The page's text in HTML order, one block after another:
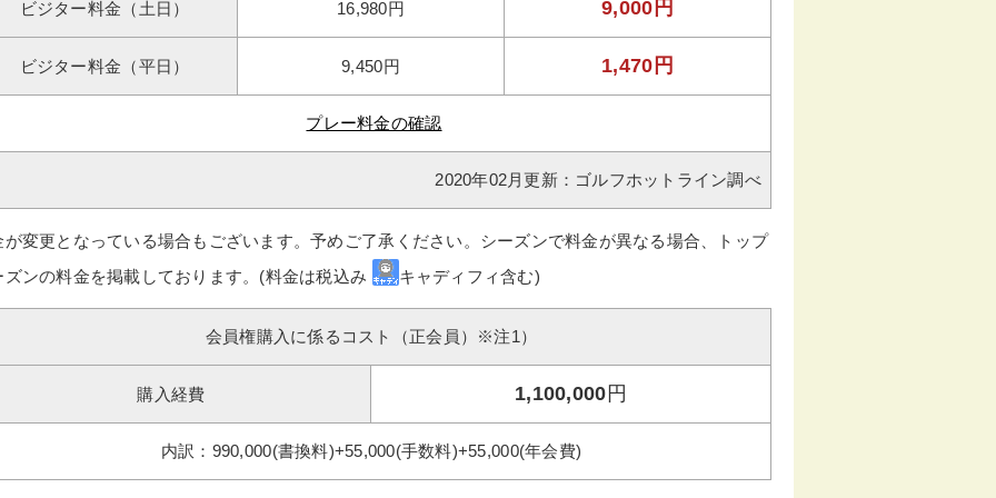
ビジター料金（土日） 16,980円 9,000円
ビジター料金（平日） 9,450円 1,470円
プレー料金の確認
2020年02月更新：ゴルフホットライン調べ
が変更となっている場合もございます。予めご了承ください。シーズンで料金が異なる場合、トップ
ズンの料金を掲載しております。(料金は税込み
キャディフィ含む)
会員権購入に係るコスト（正会員）※注1）
購入経費 1,100,000 円
内訳：990,000(書換料)+55,000(手数料)+55,000(年会費)